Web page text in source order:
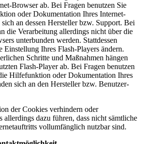
Browser ab. Bei Fragen benutzen Sie
oder Dokumentation Ihres Internet-
an dessen Hersteller bzw. Support. Bei
die Verarbeitung allerdings nicht über die
unterbunden werden. Stattdessen
Einstellung Ihres Flash-Players ändern.
Schritte und Maßnahmen hängen
Flash-Player ab. Bei Fragen benutzen
Hilfefunktion oder Dokumentation Ihres
sich an den Hersteller bzw. Benutzer-
der Cookies verhindern oder
allerdings dazu führen, dass nicht sämtliche
vollumfänglich nutzbar sind.